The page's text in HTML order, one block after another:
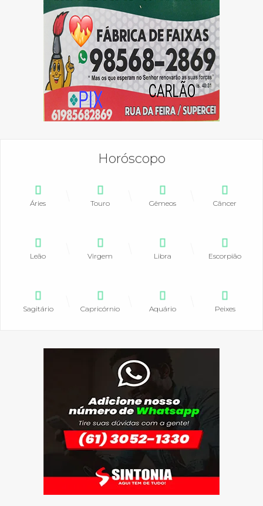
Horóscopo
Áries Touro Gêmeos Câncer
Leão Virgem Libra Escorpião
Sagitário Capricórnio Aquário Peixes